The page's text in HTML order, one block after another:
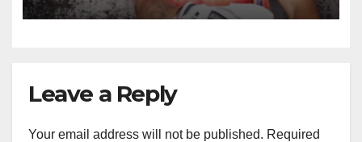
Leave a Reply
Your email address will not be published. Required